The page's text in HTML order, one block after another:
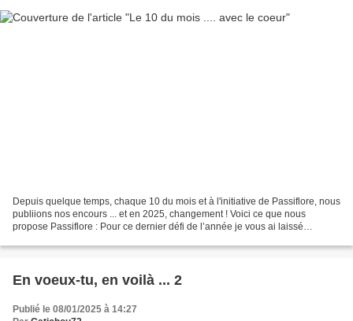
Depuis quelque temps, chaque 10 du mois et à l'initiative de Passiflore, nous
publiions nos encours ... et en 2025, changement ! Voici ce que nous
propose Passiflore : Pour ce dernier défi de l’année je vous ai laissé
En voeux-tu, en voilà ... 2
Publié le 08/01/2025 à 14:27